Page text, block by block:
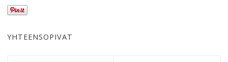
YHTEENSOPIVAT